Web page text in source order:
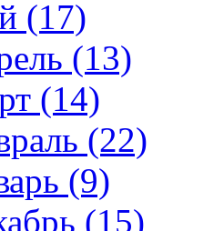
(17)
(13)
(14)
(22)
(9)
(15)